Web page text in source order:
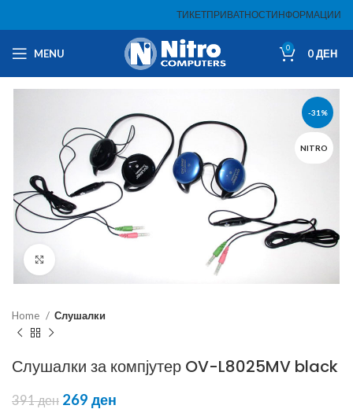
ТИКЕТПРИВАТНОСТИНФОРМАЦИИ
MENU 0 0ДЕН
-31%
NITRO
Home Слушалки
Слушалки за компјутер OV-L8025MV black
391ден 269 ден